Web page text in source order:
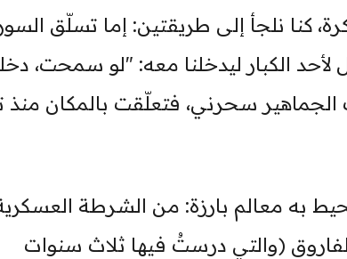
كنا نلجأ إلى طريقتين: إما تسلّق السور
الكبار ليدخلنا معه: "لو سمحت،
سحرني، فتعلّقت بالمكان منذ
به معالم بارزة: من الشرطة
(والتي درستُ فيها ثلاث سنوات